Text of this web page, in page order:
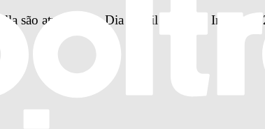
são atrações do Dia Brasil no Rock In Rio